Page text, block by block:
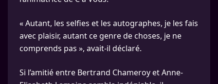
« Autant, les selfies et les autographes, je les fais
avec plaisir, autant ce genre de choses, je ne
comprends pas », avait-il déclaré.
Si l’amitié entre Bertrand Chameroy et Anne-